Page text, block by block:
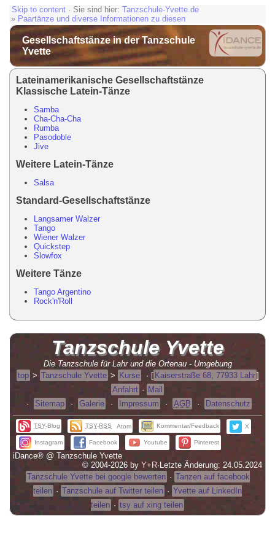
Skip to content · Sie sind hier: Tanzschule-Yvette.de
» Paartänze und diverse Informationen zu diesen
Gesellschaftstänze in der Tanzschule
Yvette
Lateinamerikanische Gesellschaftstänze
Klassische Latein-Tänze
Samba
Cha-Cha-Cha
Rumba
Pasodoble
Jive
Weitere Latein-Tänze
Salsa
Standard-Gesellschaftstänze
Langsamer Walzer
Tango
Wiener Walzer
Quickstep
Slowfox
Weitere Tänze
Tango Argentino
Rock'n'Roll
Tanzschule Yvette
Die Tanzschule für Lahr und die Ortenau - Umgebung
top > Tanzschule Yvette > Kurse · [ Kaiserstraße 68, 77933 Lahr]
Anfahrt · Mail
·
Sitemap ·Galerie· Impressum · AGB · Datenschutz
TSY-Blog TSY-RSS Atom Kommentar/Feedback X
Instagram Facebook Youtube Pinterest
iDance® @ Tanzschule Yvette
© 2004-2026 by Y+R· Letzte Änderung: 24.05.2024
Tanzschule Yvette bei google bewerten · Tanzen auf facebook
teilen · Tanzschule auf Twitter teilen· Yvette auf LinkedIn
teilen · tsy auf xing teilen